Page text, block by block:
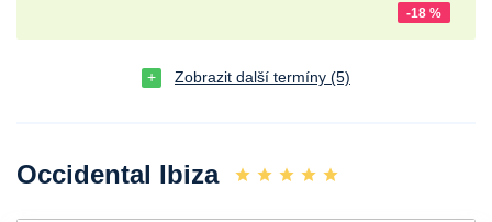
-18 %
Zobrazit další termíny (5)
Occidental Ibiza